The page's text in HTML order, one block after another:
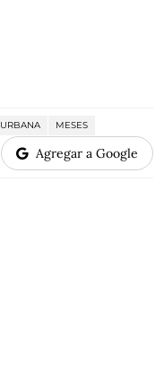
URBANA MESES
Agregar a Google